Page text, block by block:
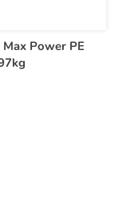
Power PE